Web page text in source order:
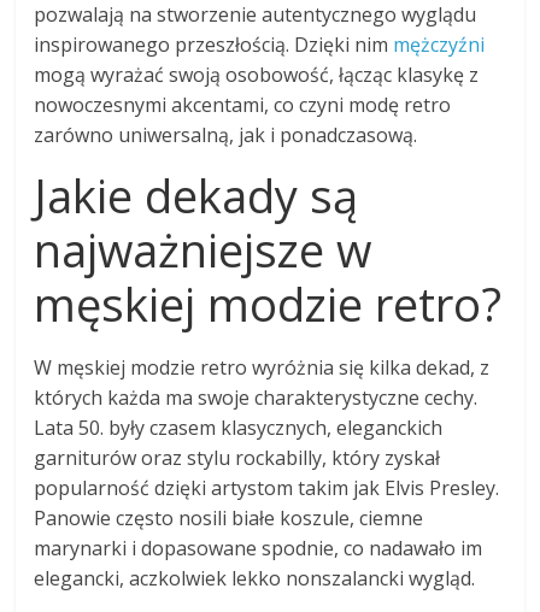
pozwalają na stworzenie autentycznego wyglądu
inspirowanego przeszłością. Dzięki nim mężczyźni
mogą wyrażać swoją osobowość, łącząc klasykę z
nowoczesnymi akcentami, co czyni modę retro
zarówno uniwersalną, jak i ponadczasową.
Jakie dekady są
najważniejsze w
męskiej modzie retro?
W męskiej modzie retro wyróżnia się kilka dekad, z
których każda ma swoje charakterystyczne cechy.
Lata 50. były czasem klasycznych, eleganckich
garniturów oraz stylu rockabilly, który zyskał
popularność dzięki artystom takim jak Elvis Presley.
Panowie często nosili białe koszule, ciemne
marynarki i dopasowane spodnie, co nadawało im
elegancki, aczkolwiek lekko nonszalancki wygląd.